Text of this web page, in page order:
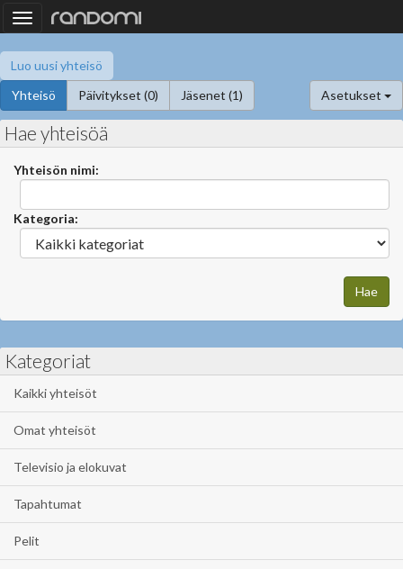
Toggle
navigation
Luo uusi yhteisö
Yhteisö
Päivitykset (0) Jäsenet (1) Asetukset
Hae yhteisöä
Yhteisön nimi:
Kategoria:
Kategoriat
Kaikki yhteisöt
Omat yhteisöt
Televisio ja elokuvat
Tapahtumat
Pelit